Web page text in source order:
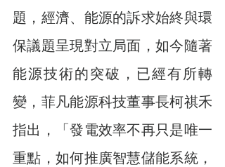
題，經濟、能源的訴求始終與環
保議題呈現對立局面，如今隨著
能源技術的突破，已經有所轉
變，菲凡能源科技董事長柯祺禾
指出，「發電效率不再只是唯一
重點，如何推廣智慧儲能系統，